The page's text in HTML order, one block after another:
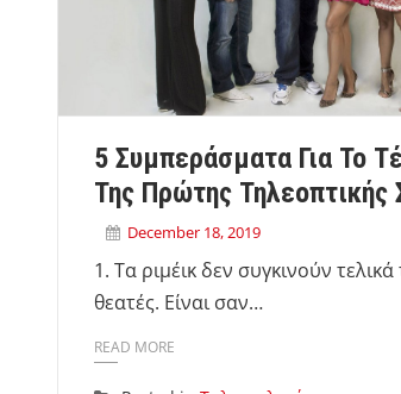
5 Συμπεράσματα Για Το
Της Πρώτης Τηλεοπτικής
December 18, 2019
1. Τα ριμέικ δεν συγκινούν τελικά
θεατές. Είναι σαν…
READ MORE